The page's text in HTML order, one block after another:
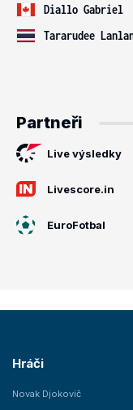
Diallo Gabriel
Tararudee
Partneři
Live výsledky
Livescore.in
EuroFotbal
Hráči
Novak Djokovič